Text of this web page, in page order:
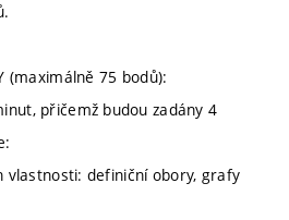
(maximálně 75 bodů):
přičemž budou zadány 4
vlastnosti: definiční obory, grafy